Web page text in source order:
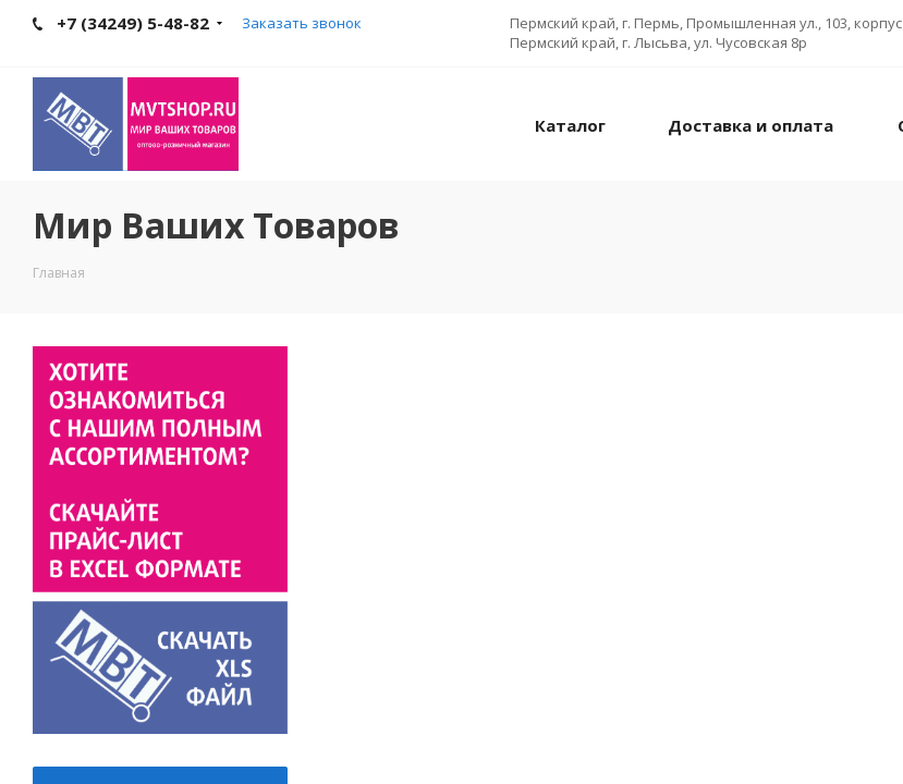
+7 (34249) 5-48-82 Заказать звонок
Пермский край, г. Пермь, Промышленная ул., 103, корпус
Пермский край, г. Лысьва, ул. Чусовская 8р
Каталог Доставка и оплата
Мир Ваших Товаров
Главная